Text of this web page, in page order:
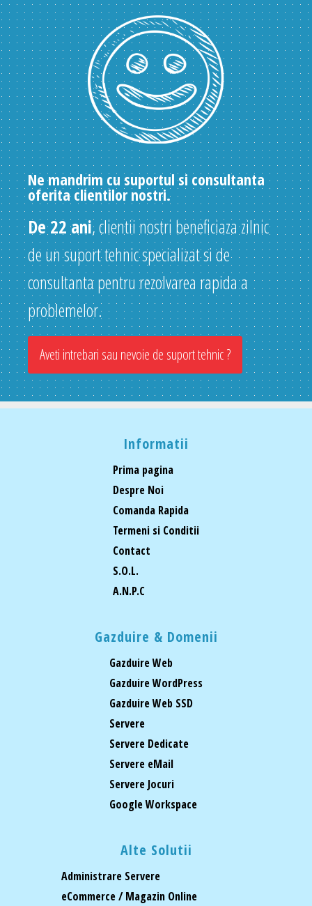
Ne mandrim cu suportul si consultanta
oferita clientilor nostri.
De 22 ani, clientii nostri beneficiaza zilnic
de un suport tehnic specializat si de
consultanta pentru rezolvarea rapida a
problemelor.
Aveti intrebari sau nevoie de suport tehnic ?
Informatii
Prima pagina
Despre Noi
Comanda Rapida
Termeni si Conditii
Contact
S.O.L.
A.N.P.C
Gazduire & Domenii
Gazduire Web
Gazduire WordPress
Gazduire Web SSD
Servere
Servere Dedicate
Servere eMail
Servere Jocuri
Google Workspace
Alte Solutii
Administrare Servere
eCommerce / Magazin Online